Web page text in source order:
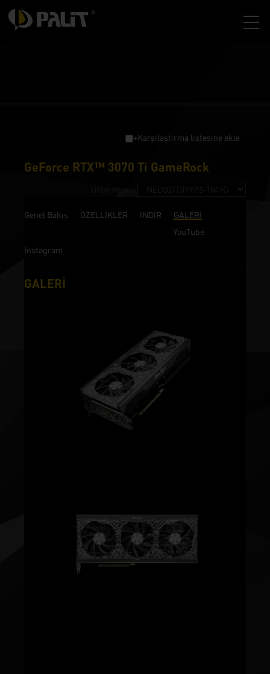
+Karşılaştırma listesine ekle
GeForce RTX™ 3070 Ti GameRock
Genel Bakış ÖZELLİKLER İNDİR
GALERİ
YouTube
Instagram
GALERİ